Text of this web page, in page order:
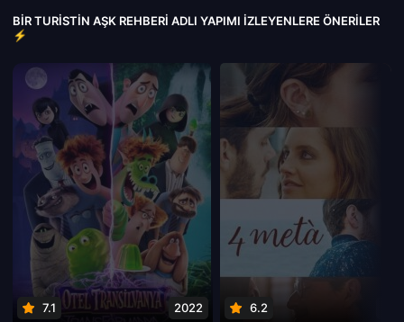
BIR TURISTIN AŞK REHBERI ADLI YAPIMI İZLEYENLERE ÖNERILER
⚡
7.1 2022 6.2